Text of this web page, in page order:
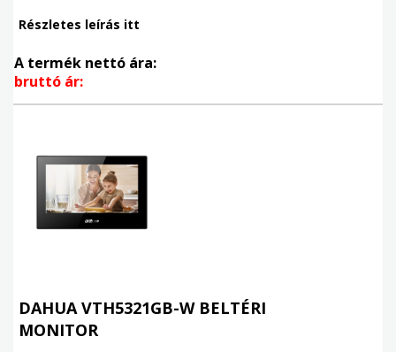
Részletes leírás itt
A termék nettó ára:
bruttó ár:
DAHUA VTH5321GB-W BELTÉRI
MONITOR